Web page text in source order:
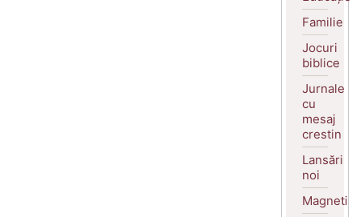
Familie
Jocuri
biblice
Jurnale
cu
mesaj
crestin
Lansări
noi
Magneti